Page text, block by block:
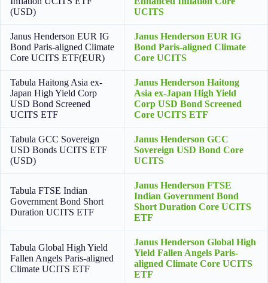
(USD)
UCITS
Janus Henderson EUR IG
Bond Paris-aligned Climate
Core UCITS ETF(EUR)
Janus Henderson EUR IG
Bond Paris-aligned Climate
Core UCITS
Tabula Haitong Asia ex-
Japan High Yield Corp
USD Bond Screened
UCITS ETF
Janus Henderson Haitong
Asia ex-Japan High Yield
Corp USD Bond Screened
Core UCITS ETF
Tabula GCC Sovereign
USD Bonds UCITS ETF
(USD)
Janus Henderson GCC
Sovereign USD Bond Core
UCITS
Tabula FTSE Indian
Government Bond Short
Duration UCITS ETF
Janus Henderson FTSE
Indian Government Bond
Short Duration Core UCITS
ETF
Tabula Global High Yield
Fallen Angels Paris-aligned
Climate UCITS ETF
Janus Henderson Global High
Yield Fallen Angels Paris-
aligned Climate Core UCITS
ETF